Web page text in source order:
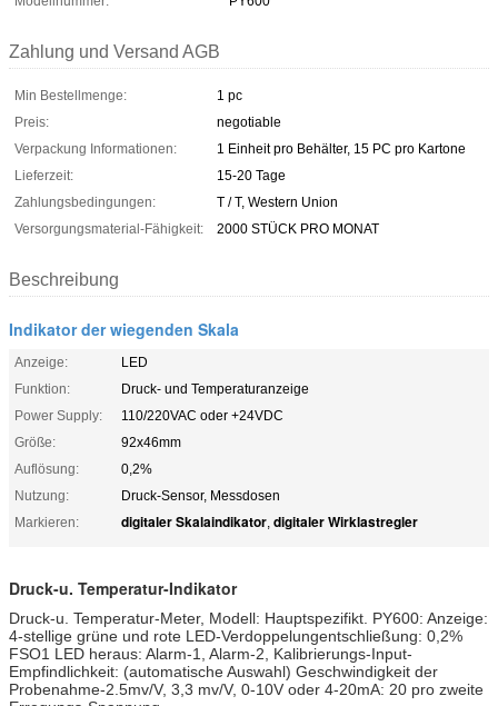
Zahlung und Versand AGB
Min Bestellmenge:
1 pc
Preis:
negotiable
Verpackung Informationen:
1 Einheit pro Behälter, 15 PC pro Kartone
Lieferzeit:
15-20 Tage
Zahlungsbedingungen:
T / T, Western Union
Versorgungsmaterial-Fähigkeit:
2000 STÜCK PRO MONAT
Beschreibung
Indikator der wiegenden Skala
Anzeige:
LED
Funktion:
Druck- und Temperaturanzeige
Power Supply:
110/220VAC oder +24VDC
Größe:
92x46mm
Auflösung:
0,2%
Nutzung:
Druck-Sensor, Messdosen
Markieren:
digitaler Skalaindikator, digitaler Wirklastregler
Druck-u. Temperatur-Indikator
Druck-u. Temperatur-Meter, Modell: Hauptspezifikt. PY600: Anzeige:
4-stellige grüne und rote LED-Verdoppelungentschließung: 0,2%
FSO1 LED heraus: Alarm-1, Alarm-2, Kalibrierungs-Input-
Empfindlichkeit: (automatische Auswahl) Geschwindigkeit der
Probenahme-2.5mv/V, 3,3 mv/V, 0-10V oder 4-20mA: 20 pro zweite